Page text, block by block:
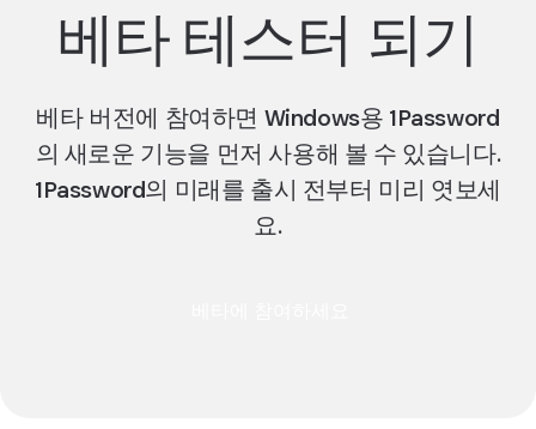
베타 테스터 되기
베타 버전에 참여하면 Windows용 1Password
의 새로운 기능을 먼저 사용해 볼 수 있습니다.
1Password의 미래를 출시 전부터 미리 엿보세
요.